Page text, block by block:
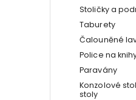
Stoličky a
Taburety
Čalouněné
Police na
Paravány
Konzolové
stoly